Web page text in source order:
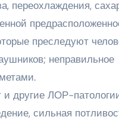
переохлаждения,
преследуют
неправильное
и другие ЛОР-
сильная